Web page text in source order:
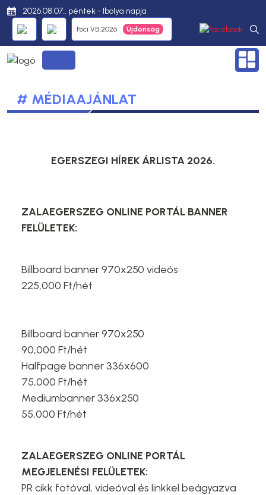
2026.08.07., péntek - Ibolya napja
Foci VB 2026
# MÉDIAAJÁNLAT
EGERSZEGI HÍREK ÁRLISTA 2026.
ZALAEGERSZEG ONLINE PORTÁL BANNER
FELÜLETEK:
Billboard banner 970x250 videós
225,000 Ft/hét
Billboard banner 970x250
90,000 Ft/hét
Halfpage banner 336x600
75,000 Ft/hét
Mediumbanner 336x250
55,000 Ft/hét
ZALAEGERSZEG ONLINE PORTÁL
MEGJELENÉSI FELÜLETEK:
PR cikk fotóval, videóval és linkkel beágyazva